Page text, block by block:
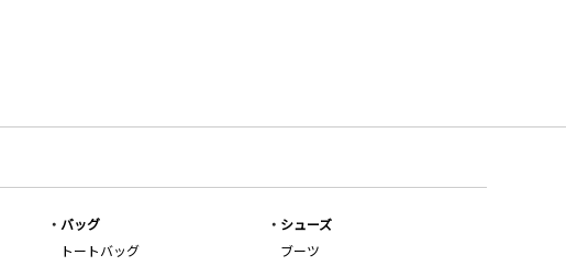
バッグ
トートバッグ
シューズ
ブーツ